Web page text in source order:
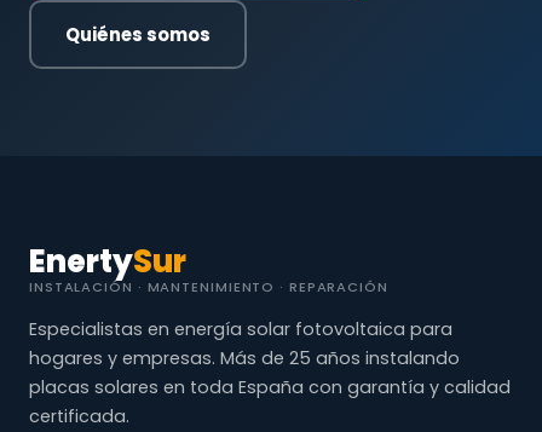
Quiénes somos
EnertySur
INSTALACIÓN · MANTENIMIENTO · REPARACIÓN
Especialistas en energía solar fotovoltaica para
hogares y empresas. Más de 25 años instalando
placas solares en toda España con garantía y calidad
certificada.